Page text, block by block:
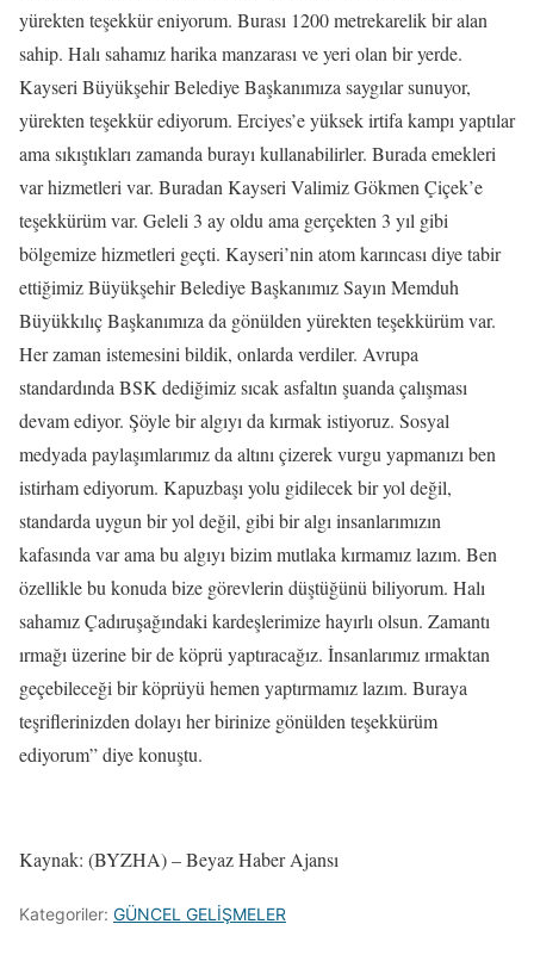
yürekten teşekkür eniyorum. Burası 1200 metrekarelik bir alan
sahip. Halı sahamız harika manzarası ve yeri olan bir yerde.
Kayseri Büyükşehir Belediye Başkanımıza saygılar sunuyor,
yürekten teşekkür ediyorum. Erciyes’e yüksek irtifa kampı yaptılar
ama sıkıştıkları zamanda burayı kullanabilirler. Burada emekleri
var hizmetleri var. Buradan Kayseri Valimiz Gökmen Çiçek’e
teşekkürüm var. Geleli 3 ay oldu ama gerçekten 3 yıl gibi
bölgemize hizmetleri geçti. Kayseri’nin atom karıncası diye tabir
ettiğimiz Büyükşehir Belediye Başkanımız Sayın Memduh
Büyükkılıç Başkanımıza da gönülden yürekten teşekkürüm var.
Her zaman istemesini bildik, onlarda verdiler. Avrupa
standardında BSK dediğimiz sıcak asfaltın şuanda çalışması
devam ediyor. Şöyle bir algıyı da kırmak istiyoruz. Sosyal
medyada paylaşımlarımız da altını çizerek vurgu yapmanızı ben
istirham ediyorum. Kapuzbaşı yolu gidilecek bir yol değil,
standarda uygun bir yol değil, gibi bir algı insanlarımızın
kafasında var ama bu algıyı bizim mutlaka kırmamız lazım. Ben
özellikle bu konuda bize görevlerin düştüğünü biliyorum. Halı
sahamız Çadıruşağındaki kardeşlerimize hayırlı olsun. Zamantı
ırmağı üzerine bir de köprü yaptıracağız. İnsanlarımız ırmaktan
geçebileceği bir köprüyü hemen yaptırmamız lazım. Buraya
teşriflerinizden dolayı her birinize gönülden teşekkürüm
ediyorum” diye konuştu.
Kaynak: (BYZHA) – Beyaz Haber Ajansı
Kategoriler: GÜNCEL GELİŞMELER